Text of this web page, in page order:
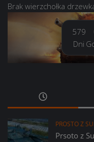
Brak wierzchołka
579
Dni
PROSTO Z
Prsoto z